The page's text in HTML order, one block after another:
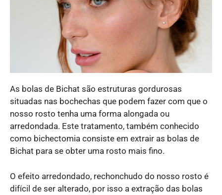
As bolas de Bichat são estruturas gordurosas
situadas nas bochechas que podem fazer com que o
nosso rosto tenha uma forma alongada ou
arredondada. Este tratamento, também conhecido
como bichectomia consiste em extrair as bolas de
Bichat para se obter uma rosto mais fino.
O efeito arredondado, rechonchudo do nosso rosto é
difícil de ser alterado, por isso a extração das bolas